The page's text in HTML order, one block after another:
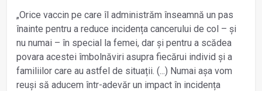
„Orice vaccin pe care îl administrăm înseamnă un pas
înainte pentru a reduce incidența cancerului de col – și
nu numai – în special la femei, dar și pentru a scădea
povara acestei îmbolnăviri asupra fiecărui individ și a
familiilor care au astfel de situații. (...) Numai așa vom
reuși să aducem într-adevăr un impact în incidența